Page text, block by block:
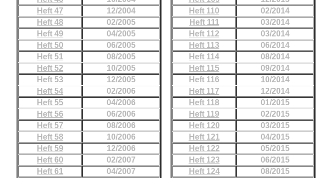
Heft 47
12/2004
Heft 48
02/2005
Heft 49
04/2005
Heft 50
06/2005
Heft 51
08/2005
Heft 52
10/2005
Heft 53
12/2005
Heft 54
02/2006
Heft 55
04/2006
Heft 56
06/2006
Heft 57
08/2006
Heft 58
10/2006
Heft 59
12/2006
Heft 60
02/2007
Heft 61
04/2007
Heft 110
02/2014
Heft 111
03/2014
Heft 112
03/2014
Heft 113
06/2014
Heft 114
08/2014
Heft 115
09/2014
Heft 116
10/2014
Heft 117
12/2014
Heft 118
01/2015
Heft 119
02/2015
Heft 120
03/2015
Heft 121
04/2015
Heft 122
05/2015
Heft 123
06/2015
Heft 124
08/2015